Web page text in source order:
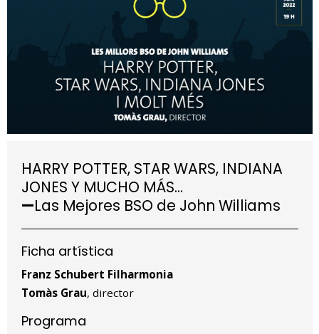
HARRY POTTER, STAR WARS, INDIANA
JONES Y MUCHO MÁS...
—Las Mejores BSO de John Williams
Ficha artística
Franz Schubert Filharmonia
Tomàs Grau, director
Programa